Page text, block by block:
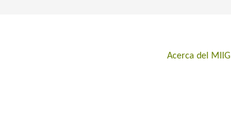
Acerca del MIIG